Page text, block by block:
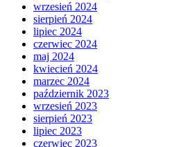
wrzesień 2024
sierpień 2024
lipiec 2024
czerwiec 2024
maj 2024
kwiecień 2024
marzec 2024
październik 2023
wrzesień 2023
sierpień 2023
lipiec 2023
czerwiec 2023